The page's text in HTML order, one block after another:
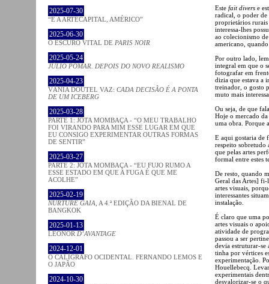
2025-07-30
“É A ARTECAPITAL, AMÉRICO”
2025-06-30
O ESCURO VITAL DE PARIS NOIR
2025-05-24
JÚLIO POMAR. DEPOIS DO NOVO REALISMO
2025-04-23
VÂNIA DOUTEL VAZ: CADA DECISÃO É A PONTA
DE UM ICEBERG
2025-03-28
PARTE 1: JOTA MOMBAÇA - “O MEU TRABALHO
FOI VIRANDO PARA MIM ESSE LUGAR EM QUE
EU CONSIGO EXPERIMENTAR OUTRAS FORMAS
DE SENTIR”
2025-03-27
PARTE 2: JOTA MOMBAÇA - “EU FUJO RUMO A
ESSE ESTADO EM QUE A FUGA É QUE ME
ACOLHE”
2025-02-19
NURTURE GAIA , A 4.ª EDIÇÃO DA BIENAL DE
BANGKOK
2025-01-13
LEONOR D’AVANTAGE
2024-12-01
O CALÍGRAFO OCIDENTAL. FERNANDO LEMOS E
O JAPÃO
2024-10-30
Este fait divers e
radical, o poder de
proprietários rurais
interessa-lhes
ao colecionismo
americano,
Por outro lado,
integral em que o
fotografar em
dizia que estava a
treinador, o gosto
muto mais
Ou seja, de que
Hoje o mercado
uma obra. Porque
E aqui gostaria de
respeito sobretudo
que pelas artes
formal entre estes
De resto, quando
Geral das Artes] fi-
artes visuais,
interessantes
instalação.
É claro que uma
artes visuais o
atividade de
passou a ser
devia estruturar-se
tinha por vértices
experimentação.
Houellebecq.
experimentais
desvalorizar-se o